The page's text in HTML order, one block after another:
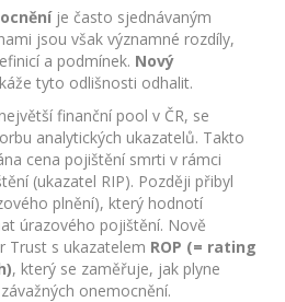
je často sjednávaným
jsou však významné rozdíly,
a podmínek. Nový
tyto odlišnosti odhalit.
finanční pool v ČR, se
analytických ukazatelů. Takto
cena pojištění smrti v rámci
(ukazatel RIP). Později přibyl
plnění), který hodnotí
úrazového pojištění. Nově
Trust s ukazatelem ROP (= rating
, který se zaměřuje, jak plyne
onemocnění.